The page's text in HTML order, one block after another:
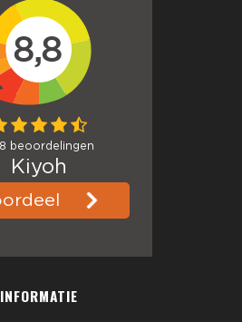
INFORMATIE